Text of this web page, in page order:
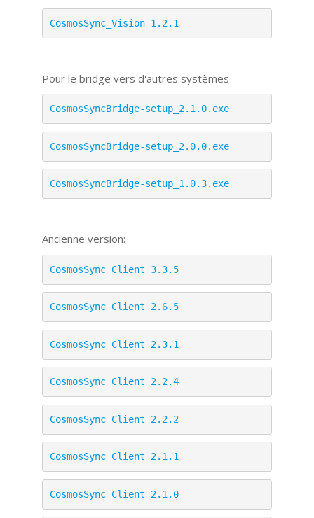
CosmosSync_Vision 1.2.1
Pour le bridge vers d'autres systèmes
CosmosSyncBridge-setup_2.1.0.exe
CosmosSyncBridge-setup_2.0.0.exe
CosmosSyncBridge-setup_1.0.3.exe
Ancienne version:
CosmosSync Client 3.3.5
CosmosSync Client 2.6.5
CosmosSync Client 2.3.1
CosmosSync Client 2.2.4
CosmosSync Client 2.2.2
CosmosSync Client 2.1.1
CosmosSync Client 2.1.0